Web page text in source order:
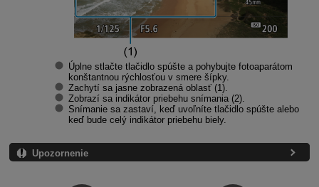
Úplne stlačte tlačidlo spúšte a pohybujte fotoaparátom
konštantnou rýchlosťou v smere šípky.
Zachytí sa jasne zobrazená oblasť (1).
Zobrazí sa indikátor priebehu snímania (2).
Snímanie sa zastaví, keď uvoľníte tlačidlo spúšte alebo
keď bude celý indikátor priebehu biely.
Upozornenie